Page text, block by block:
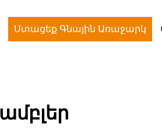
Ստացեք Գնային Առաջարկ